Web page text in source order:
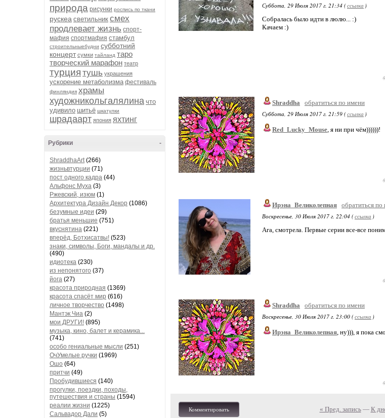
природа рисунки роспись по ткани
рускеа светильник смех
продлевает жизнь спорт-
мафия спортмафия стамбул
строительныебудни субботний
концерт сумки тайланд таро
творческий марафон театр
турция тушь украшения
ускорение метаболизма фестиваль
финляндия храмы
художникольгалялина что
удивило шитьё шкатулки
шрадаарт япония яхтинг
-
Рубрики
ShraddhaArt(266)
жизньвтурции (71)
пост одного кадра (44)
Альфонс Муха (3)
Ржевский, изюм (1)
Архитектура Дизайн Декор (1086)
безумные идеи (29)
братья меньшие (751)
вкуснятина (221)
вперёд, Ботхисатвы! (523)
знаки, символы, Боги, мандалы и др.
(490)
идиотека (230)
из непонятого (37)
йога (27)
красота природная (1369)
красота спасёт мир (616)
личное творчество (1498)
Мантэк Чиа (2)
мои ДРУГИ! (895)
музыка, кино, балет и керамика...
(741)
особо гениальные мысли (251)
ОчУмелые ручки (1969)
Ошо (64)
притчи (49)
Пробудившиеся (140)
прогулки, поездки, походы,
путешествия и страны (1594)
реалии жизни (1225)
Сальвадор Дали (5)
Суббота, 29 Июля 2017 г. 21:34 (ссылка )
Собралась было идти в люлю... :)
Качаем :)
Shraddha
обратиться по имени
Суббота, 29 Июля 2017 г. 21:59 (ссылка )
Red_Lucky_Mouse, я ни при чём))))))!
Ирэна_Великолепная обратиться по
Воскресенье, 30 Июля 2017 г. 22:04 (ссылка )
Ага, смотрела. Первые серии все-все
Shraddha
обратиться по имени
Воскресенье, 30 Июля 2017 г. 23:00 (ссылка )
Ирэна_Великолепная, ну))), я пока
Комментировать « Пред. запись— К